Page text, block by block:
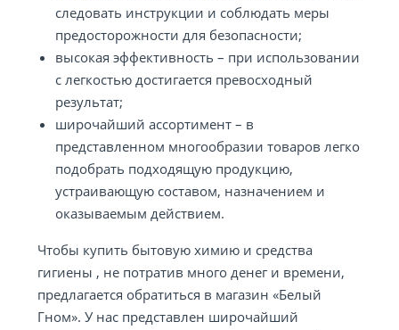
следовать инструкции и соблюдать меры
предосторожности для безопасности;
высокая эффективность – при использовании
с легкостью достигается превосходный
результат;
широчайший ассортимент – в
представленном многообразии товаров легко
подобрать подходящую продукцию,
устраивающую составом, назначением и
оказываемым действием.
Чтобы купить бытовую химию и средства
гигиены , не потратив много денег и времени,
предлагается обратиться в магазин «Белый
Гном». У нас представлен широчайший